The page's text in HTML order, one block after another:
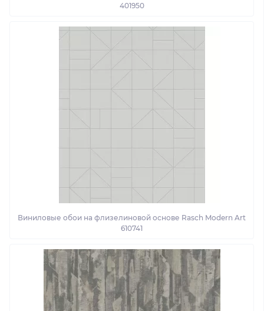
401950
Виниловые обои на флизелиновой основе Rasch Modern Art
610741